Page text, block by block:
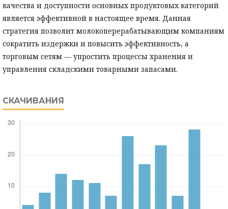
качества и доступности основных продуктовых категорий
является эффективной в настоящее время. Данная
стратегия позволит молокоперерабатывающим компаниям
сократить издержки и повысить эффективность, а
торговым сетям — упростить процессы хранения и
управления складскими товарными запасами.
СКАЧИВАНИЯ